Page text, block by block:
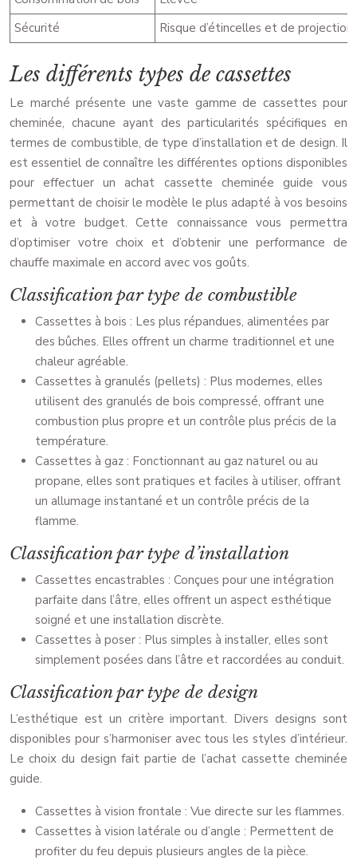
Sécurité
Risque d’étincelles et de
Les différents types de cassettes
Le marché présente une vaste gamme de cassettes pour
cheminée, chacune ayant des particularités spécifiques en
termes de combustible, de type d’installation et de design. Il
est essentiel de connaître les différentes options disponibles
pour effectuer un achat cassette cheminée guide vous
permettant de choisir le modèle le plus adapté à vos besoins
et à votre budget. Cette connaissance vous permettra
d’optimiser votre choix et d’obtenir une performance de
chauffe maximale en accord avec vos goûts.
Classification par type de combustible
Cassettes à bois : Les plus répandues, alimentées par
des bûches. Elles offrent un charme traditionnel et une
chaleur agréable.
Cassettes à granulés (pellets) : Plus modernes, elles
utilisent des granulés de bois compressé, offrant une
combustion plus propre et un contrôle plus précis de la
température.
Cassettes à gaz : Fonctionnant au gaz naturel ou au
propane, elles sont pratiques et faciles à utiliser, offrant
un allumage instantané et un contrôle précis de la
flamme.
Classification par type d’installation
Cassettes encastrables : Conçues pour une intégration
parfaite dans l’âtre, elles offrent un aspect esthétique
soigné et une installation discrète.
Cassettes à poser : Plus simples à installer, elles sont
simplement posées dans l’âtre et raccordées au conduit.
Classification par type de design
L’esthétique est un critère important. Divers designs sont
disponibles pour s’harmoniser avec tous les styles d’intérieur.
Le choix du design fait partie de l’achat cassette cheminée
guide.
Cassettes à vision frontale : Vue directe sur les flammes.
Cassettes à vision latérale ou d’angle : Permettent de
profiter du feu depuis plusieurs angles de la pièce.